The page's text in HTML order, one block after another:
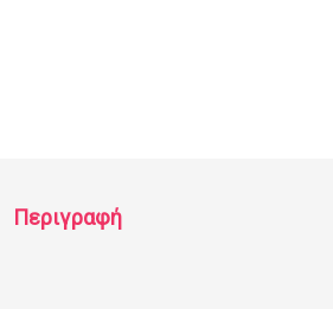
Περιγραφή